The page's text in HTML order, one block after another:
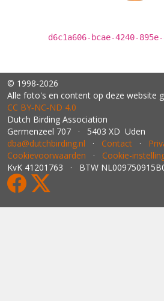
d6c1a606-bcae-4240-
© 1998-2026
Alle foto's en content op deze website
CC BY‑NC‑ND 4.0
Dutch Birding Association
Germenzeel 707 · 5403 XD Uden
dba@dutchbirding.nl · Contact ·
Cookievoorwaarden · Cookie-
KvK 41201763 · BTW